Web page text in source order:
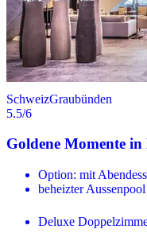
SchweizGraubünden
5.5/6
Goldene Momente in
Option: mit
beheizter Aussenpool
Deluxe